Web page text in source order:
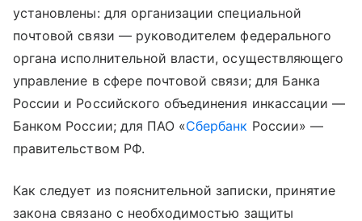
установлены: для организации специальной
почтовой связи — руководителем федерального
органа исполнительной власти, осуществляющего
управление в сфере почтовой связи; для Банка
России и Российского объединения инкассации —
Банком России; для ПАО «Сбербанк России» —
правительством РФ.
Как следует из пояснительной записки, принятие
закона связано с необходимостью защиты